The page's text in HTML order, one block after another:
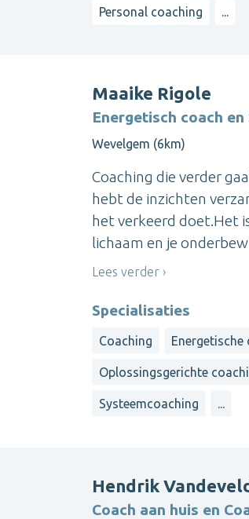
Personal coaching
Maaike Rigole
Energetisch coach en
Wevelgem (6km)
Coaching die verder
hebt de inzichten
het verkeerd doet.Het
lichaam en je
Lees verder
Specialisaties
Coaching Energetische
Oplossingsgerichte
Systeemcoaching ...
Hendrik
Coach aan huis en